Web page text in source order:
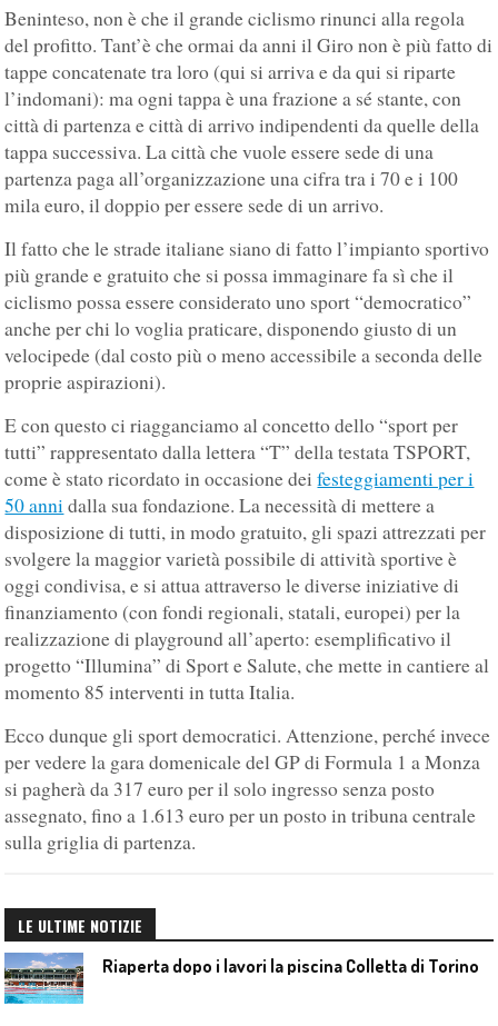
Beninteso, non è che il grande ciclismo rinunci alla regola
del profitto. Tant’è che ormai da anni il Giro non è più fatto di
tappe concatenate tra loro (qui si arriva e da qui si riparte
l’indomani): ma ogni tappa è una frazione a sé stante, con
città di partenza e città di arrivo indipendenti da quelle della
tappa successiva. La città che vuole essere sede di una
partenza paga all’organizzazione una cifra tra i 70 e i 100
mila euro, il doppio per essere sede di un arrivo.
Il fatto che le strade italiane siano di fatto l’impianto sportivo
più grande e gratuito che si possa immaginare fa sì che il
ciclismo possa essere considerato uno sport “democratico”
anche per chi lo voglia praticare, disponendo giusto di un
velocipede (dal costo più o meno accessibile a seconda delle
proprie aspirazioni).
E con questo ci riagganciamo al concetto dello “sport per
tutti” rappresentato dalla lettera “T” della testata TSPORT,
come è stato ricordato in occasione deifesteggiamenti per i
50 annidalla sua fondazione. La necessità di mettere a
disposizione di tutti, in modo gratuito, gli spazi attrezzati per
svolgere la maggior varietà possibile di attività sportive è
oggi condivisa, e si attua attraverso le diverse iniziative di
finanziamento (con fondi regionali, statali, europei) per la
realizzazione di playground all’aperto: esemplificativo il
progetto “Illumina” di Sport e Salute, che mette in cantiere al
momento 85 interventi in tutta Italia.
Ecco dunque gli sport democratici. Attenzione, perché invece
per vedere la gara domenicale del GP di Formula 1 a Monza
si pagherà da 317 euro per il solo ingresso senza posto
assegnato, fino a 1.613 euro per un posto in tribuna centrale
sulla griglia di partenza.
LE ULTIME NOTIZIE
Riaperta dopo i lavori la piscina Colletta di Torino